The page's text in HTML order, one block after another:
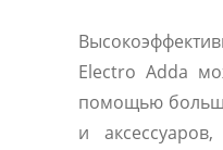
Electro Adda
помощью
и